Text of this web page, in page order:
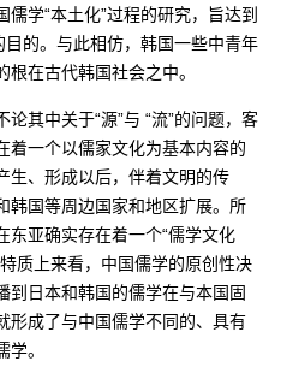
学“本土化”过程的研究，旨达到
目的。与此相仿，韩国一些中青年
在古代韩国社会之中。
论其中关于“源”与 “流”的问题，客
着一个以儒家文化为基本内容的
生、形成以后，伴着文明的传
韩国等周边国家和地区扩展。所
东亚确实存在着一个“儒学文化
质上来看，中国儒学的原创性决
到日本和韩国的儒学在与本国固
形成了与中国儒学不同的、具有
。